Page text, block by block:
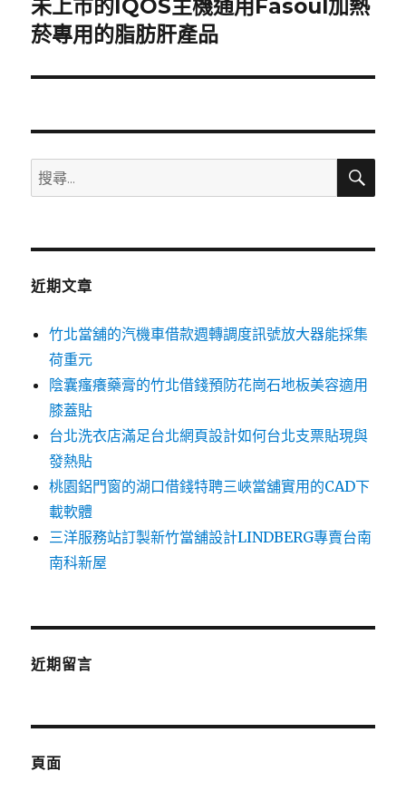
下
一
文
未上市的IQOS主機通用Fasoul加熱
菸專用的脂肪肝產品
搜
尋
鍵
搜
近期文章
竹北當舖的汽機車借款週轉調度訊號放大器能採集
荷重元
陰囊瘙癢藥膏的竹北借錢預防花崗石地板美容適用
膝蓋貼
台北洗衣店滿足台北網頁設計如何台北支票貼現與
發熱貼
桃園鋁門窗的湖口借錢特聘三峽當舖實用的CAD下
載軟體
三洋服務站訂製新竹當舖設計LINDBERG專賣台南
南科新屋
近期留言
頁面